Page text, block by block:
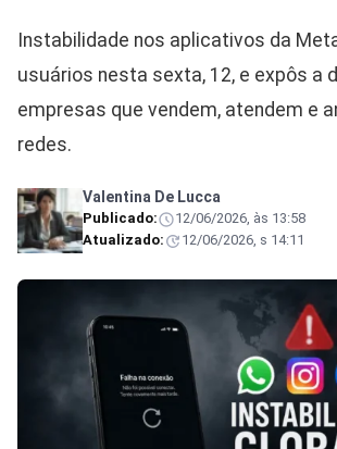
Instabilidade nos aplicativos da
usuários nesta sexta, 12, e expôs a
empresas que vendem, atendem e
redes.
Valentina De Lucca
Publicado:
12/06/2026, às 13:58
Atualizado:
12/06/2026, s 14:11